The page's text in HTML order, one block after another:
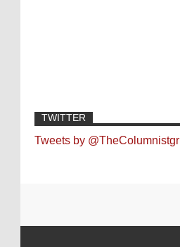
TWITTER
Tweets by @TheColumnistgr